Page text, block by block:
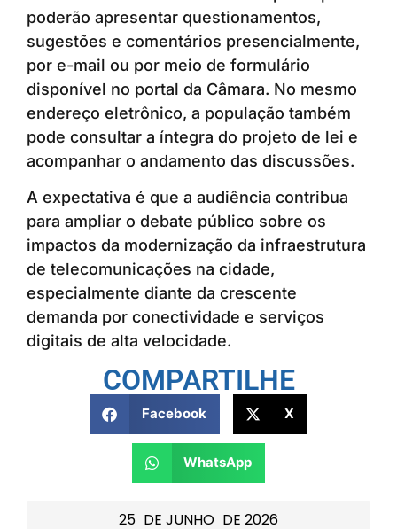
25 DE JUNHO DE 2026
poderão apresentar questionamentos,
sugestões e comentários presencialmente,
por e-mail ou por meio de formulário
disponível no portal da Câmara. No mesmo
endereço eletrônico, a população também
pode consultar a íntegra do projeto de lei e
acompanhar o andamento das discussões.
A expectativa é que a audiência contribua
para ampliar o debate público sobre os
impactos da modernização da infraestrutura
de telecomunicações na cidade,
especialmente diante da crescente
demanda por conectividade e serviços
digitais de alta velocidade.
COMPARTILHE
Facebook X
WhatsApp